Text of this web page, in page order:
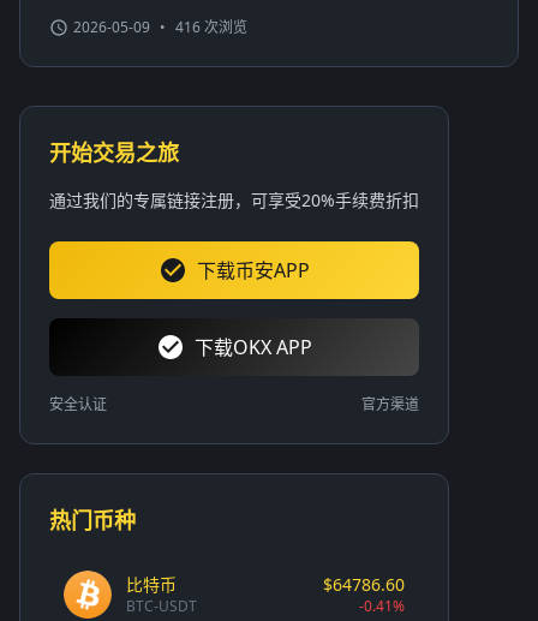
2026-05-09 • 416 次浏览
开始交易之旅
通过我们的专属链接注册，可享受20%手续费折扣
下载币安APP
下载OKX APP
安全认证 官方渠道
热门币种
比特币
BTC-USDT
$64786.60
-0.41%